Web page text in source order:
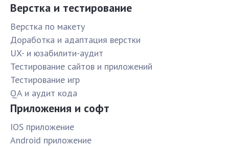
Верстка и тестирование
Верстка по макету
Доработка и адаптация верстки
UX- и юзабилити-аудит
Тестирование сайтов и приложений
Тестирование игр
QA и аудит кода
Приложения и софт
IOS приложение
Android приложение